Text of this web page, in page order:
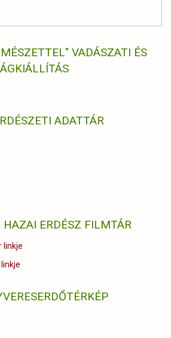
VADÁSZATI ÉS
ADATTÁR
ERDÉSZ FILMTÁR
ERDŐTÉRKÉP